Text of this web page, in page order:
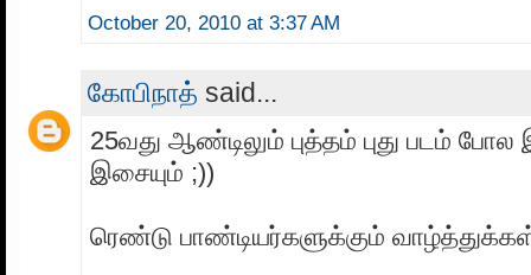
October 20, 2010 at 3:37 AM
கோபிநாத் said...
25வது ஆண்டிலும் புத்தம் புது படம் போல
இசையும் ;))
ரெண்டு பாண்டியர்களுக்கும்